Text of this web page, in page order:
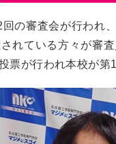
の審査会が行われ
れている方々が審
票が行われ本校が第